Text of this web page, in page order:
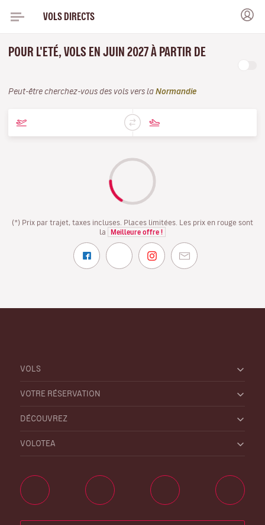
VOLS DIRECTS
POUR L'ETÉ, VOLS EN JUIN 2027 À PARTIR DE
Peut-être cherchez-vous des vols vers la Normandie
(*) Prix par trajet, taxes incluses. Places limitées. Les prix en rouge sont
la
Meilleure offre !
VOLS
VOTRE RÉSERVATION
DÉCOUVREZ
VOLOTEA